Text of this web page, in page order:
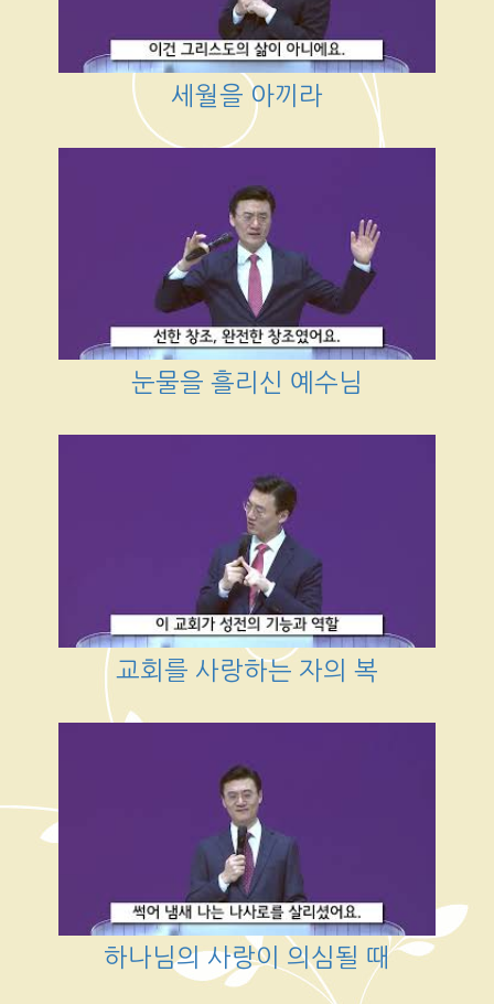
세월을 아끼라
눈물을 흘리신 예수님
교회를 사랑하는 자의 복
하나님의 사랑이 의심될 때